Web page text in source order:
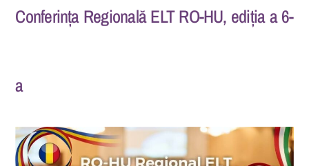
Conferința Regională ELT RO-HU, ediția a 6-
a